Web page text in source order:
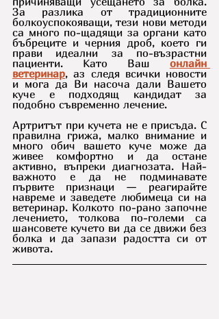
За разлика от традиционните
болкоуспокояващи, тези нови методи
са много по-щадящи за органи като
бъбреците и черния дроб, което ги
прави идеални за по-възрастни
пациенти. Като Ваш онлайн
ветеринар, аз следя всички новости
и мога да Ви насоча дали Вашето
куче е подходящ кандидат за
подобно съвременно лечение.
Артритът при кучета не е присъда. С
правилна грижа, малко внимание и
много обич вашето куче може да
живее комфортно и да остане
активно, въпреки диагнозата. Най-
важното е да не подминавате
първите признаци — реагирайте
навреме и заведете любимеца си на
ветеринар. Колкото по-рано започне
лечението, толкова по-големи са
шансовете кучето ви да се движи без
болка и да запази радостта си от
живота.